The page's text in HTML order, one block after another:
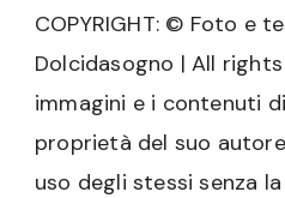
COPYRIGHT: © Foto e
Dolcidasogno | All
immagini e i contenuti
proprietà del suo
uso degli stessi senza